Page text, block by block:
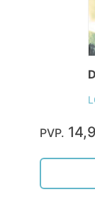
PVP.